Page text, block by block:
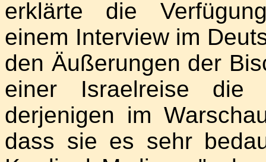
erklärte die
einem Interview im
den Äußerungen der
einer Israelreise die
derjenigen im
dass sie es sehr